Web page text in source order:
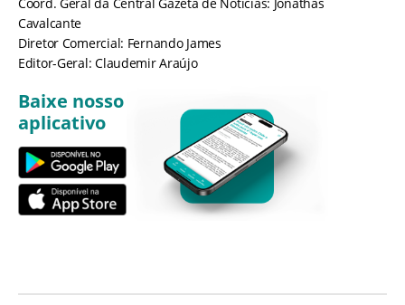
Cavalcante
Diretor Comercial: Fernando James
Editor-Geral: Claudemir Araújo
Baixe nosso
aplicativo